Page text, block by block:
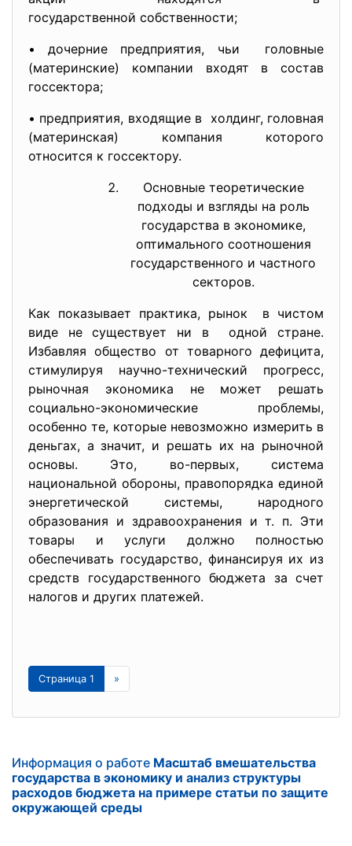
государственной собственности;
• дочерние предприятия, чьи головные
(материнские) компании входят в состав
госсектора;
• предприятия, входящие в холдинг, головная
(материнская) компания которого
относится к госсектору.
Основные теоретические
подходы и взгляды на роль
государства в экономике,
оптимального соотношения
государственного и частного
секторов.
Как показывает практика, рынок в чистом
виде не существует ни в одной стране.
Избавляя общество от товарного дефицита,
стимулируя научно-технический прогресс,
рыночная экономика не может решать
социально-экономические проблемы,
особенно те, которые невозможно измерить в
деньгах, а значит, и решать их на рыночной
основы. Это, во-первых, система
национальной обороны, правопорядка единой
энергетической системы, народного
образования и здравоохранения и т. п. Эти
товары и услуги должно полностью
обеспечивать государство, финансируя их из
средств государственного бюджета за счет
налогов и других платежей.
Страница 1 »
Информация о работе Масштаб вмешательства
государства в экономику и анализ структуры
расходов бюджета на примере статьи по защите
окружающей среды